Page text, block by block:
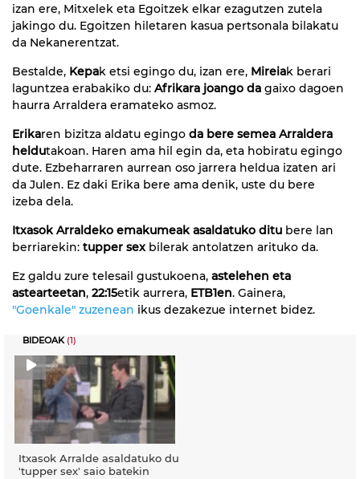
izan ere, Mitxelek eta Egoitzek elkar ezagutzen zutela
jakingo du. Egoitzen hiletaren kasua pertsonala bilakatu
da Nekanerentzat.
Bestalde, Kepak etsi egingo du, izan ere, Mireiak berari
laguntzea erabakiko du: Afrikara joango da gaixo dagoen
haurra Arraldera eramateko asmoz.
Erikaren bizitza aldatu egingo da bere semea Arraldera
heldutakoan. Haren ama hil egin da, eta hobiratu egingo
dute. Ezbeharraren aurrean oso jarrera heldua izaten ari
da Julen. Ez daki Erika bere ama denik, uste du bere
izeba dela.
Itxasok Arraldeko emakumeak asaldatuko ditu bere lan
berriarekin: tupper sex bilerak antolatzen arituko da.
Ez galdu zure telesail gustukoena, astelehen eta
astearteetan, 22:15etik aurrera, ETB1en. Gainera,
"Goenkale" zuzenean ikus dezakezue internet bidez.
BIDEOAK (1)
Itxasok Arralde asaldatuko du
'tupper sex' saio batekin